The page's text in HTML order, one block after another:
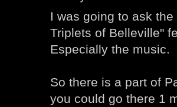
I was going to ask
Triplets of Belleville"
Especially the music.
So there is a part of
you could go there 1